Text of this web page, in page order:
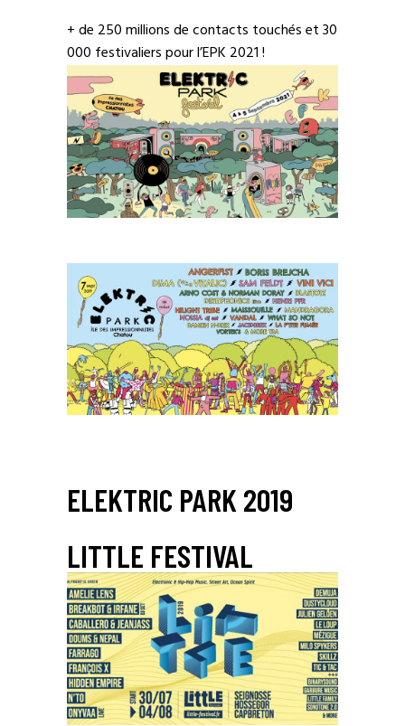
+ de 250 millions de contacts touchés et 30
000 festivaliers pour l’EPK 2021 !
ELEKTRIC PARK 2019
LITTLE FESTIVAL